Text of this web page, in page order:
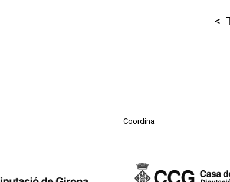
<
Coordina